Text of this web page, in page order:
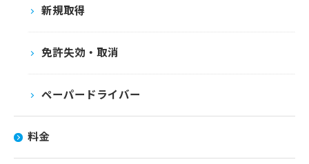
新規取得
免許失効・取消
ペーパードライバー
料金